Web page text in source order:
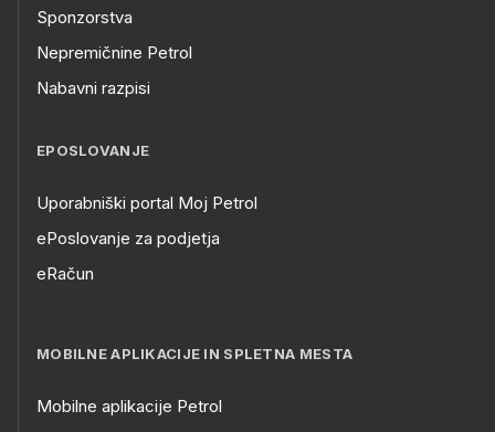
Sponzorstva
Nepremičnine Petrol
Nabavni razpisi
EPOSLOVANJE
Uporabniški portal Moj Petrol
ePoslovanje za podjetja
eRačun
MOBILNE APLIKACIJE IN SPLETNA MESTA
Mobilne aplikacije Petrol